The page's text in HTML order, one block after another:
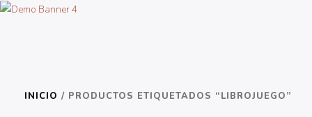
INICIO / PRODUCTOS ETIQUETADOS “LIBROJUEGO”